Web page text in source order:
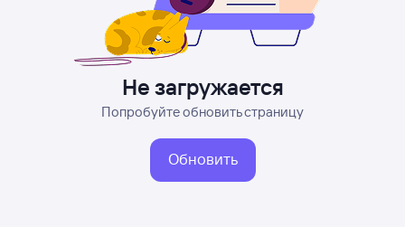
Не загружается
Попробуйте обновить страницу
Обновить